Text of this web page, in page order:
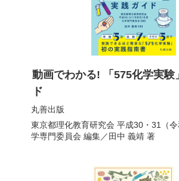
動画でわかる! 「575化学実験
ド
丸善出版
東京都理化教育研究会 平成30・31（
学専門委員会 編集／ 田中 義靖著